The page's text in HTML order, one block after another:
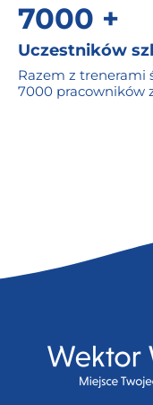
7000 +
Uczestników
Razem z trenerami
7000 pracowników